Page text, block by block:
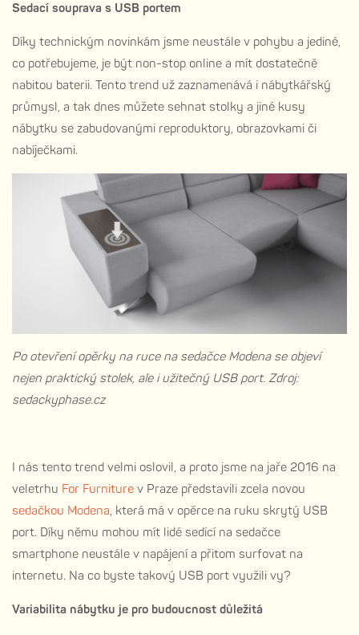
Sedací souprava s USB portem
Díky technickým novinkám jsme neustále v pohybu a jediné,
co potřebujeme, je být non-stop online a mít dostatečně
nabitou baterii. Tento trend už zaznamenává i nábytkářský
průmysl, a tak dnes můžete sehnat stolky a jiné kusy
nábytku se zabudovanými reproduktory, obrazovkami či
nabíječkami.
Po otevření opěrky na ruce na sedačce Modena se objeví
nejen praktický stolek, ale i užitečný USB port. Zdroj:
sedackyphase.cz
I nás tento trend velmi oslovil, a proto jsme na jaře 2016 na
veletrhu For Furniture v Praze představili zcela novou
sedačkou Modena, která má v opěrce na ruku skrytý USB
port. Díky němu mohou mít lidé sedící na sedačce
smartphone neustále v napájení a přitom surfovat na
internetu. Na co byste takový USB port využili vy?
Variabilita nábytku je pro budoucnost důležitá